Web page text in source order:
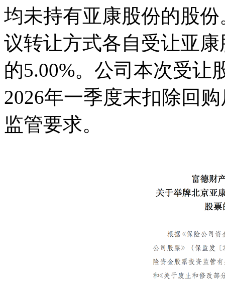
均未持有亚康股份的股
议转让方式各自受让亚
的5.00%。公司本次受让
2026年一季度末扣除回
监管要求。